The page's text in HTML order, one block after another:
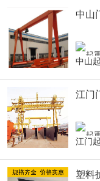
中山
中山
江门
江门
塑料